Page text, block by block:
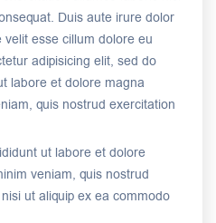
Duis aute irure dolor
esse cillum dolore eu
adipisicing elit, sed do
labore et dolore magna
quis nostrud exercitation
ut labore et dolore
veniam, quis nostrud
ut aliquip ex ea commodo